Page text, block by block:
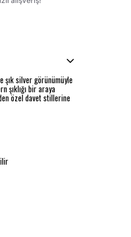
şık silver görünümüyle
şıklığı bir araya
özel davet stillerine